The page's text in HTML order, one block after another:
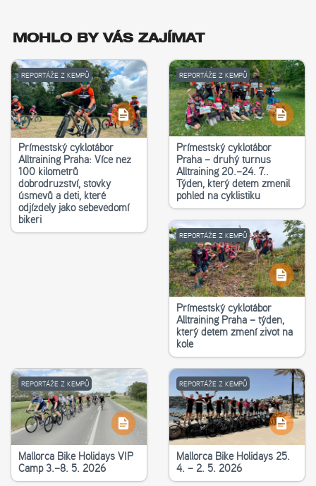
MOHLO BY VÁS ZAJÍMAT
REPORTÁŽE Z KEMPŮ
Příměstský cyklotábor
Alltraining Praha: Více než
100 kilometrů
dobrodružství, stovky
úsměvů a děti, které
odjížděly jako sebevědomí
bikeři
REPORTÁŽE Z KEMPŮ
Příměstský cyklotábor
Praha – druhý turnus
Alltraining 20.–24. 7..
Týden, který dětem změnil
pohled na cyklistiku
REPORTÁŽE Z KEMPŮ
Příměstský cyklotábor
Alltraining Praha – týden,
který dětem změní život na
kole
REPORTÁŽE Z KEMPŮ
Mallorca Bike Holidays VIP
Camp 3.–8. 5. 2026
REPORTÁŽE Z KEMPŮ
Mallorca Bike Holidays 25.
4. – 2. 5. 2026